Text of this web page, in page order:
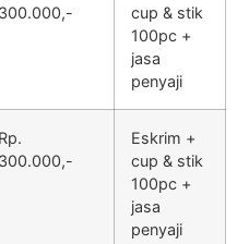
300.000,-
cup & stik
100pc +
jasa
penyaji
Rp.
300.000,-
Eskrim +
cup & stik
100pc +
jasa
penyaji